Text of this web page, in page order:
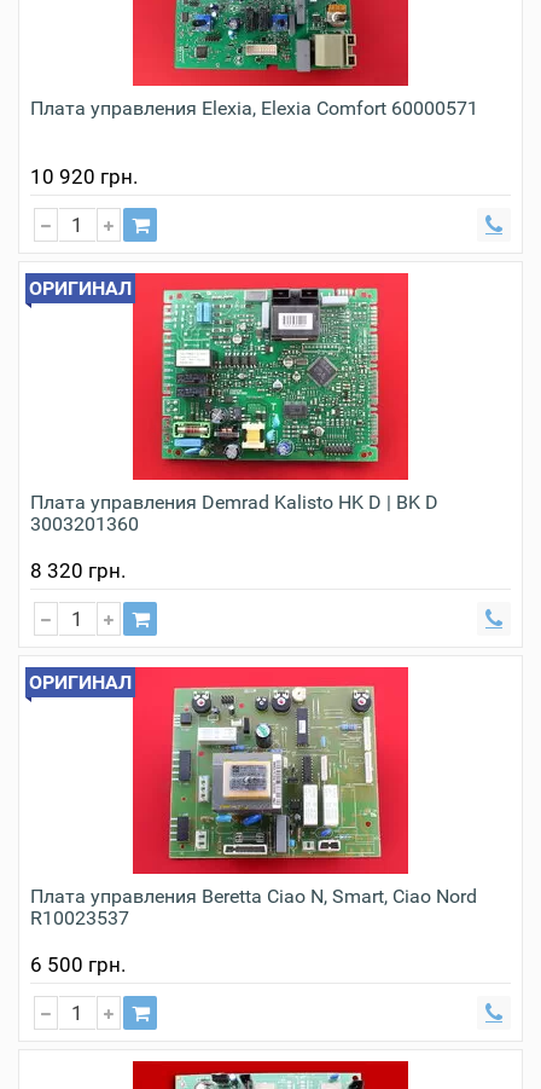
Плата управления Elexia, Elexia Comfort 60000571
10 920 грн.
ОРИГИНАЛ
Плата управления Demrad Kalisto HK D | BK D
3003201360
8 320 грн.
ОРИГИНАЛ
Плата управления Beretta Ciao N, Smart, Ciao Nord
R10023537
6 500 грн.